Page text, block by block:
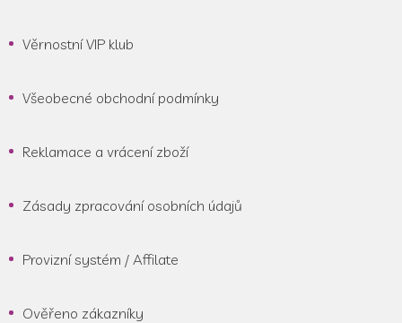
Věrnostní VIP klub
Všeobecné obchodní podmínky
Reklamace a vrácení zboží
Zásady zpracování osobních údajů
Provizní systém / Affilate
Ověřeno zákazníky